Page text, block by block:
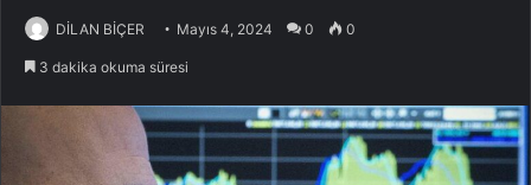
DİLAN BİÇER Mayıs 4, 2024 0 0
3 dakika okuma süresi